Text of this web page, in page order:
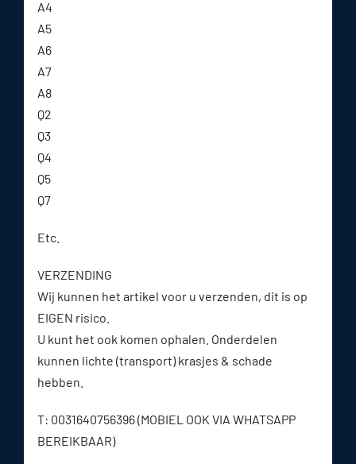
A4
A5
A6
A7
A8
Q2
Q3
Q4
Q5
Q7
Etc.
VERZENDING
Wij kunnen het artikel voor u verzenden, dit is op
EIGEN risico.
U kunt het ook komen ophalen. Onderdelen
kunnen lichte (transport) krasjes & schade
hebben.
T: 0031640756396 (MOBIEL OOK VIA WHATSAPP
BEREIKBAAR)